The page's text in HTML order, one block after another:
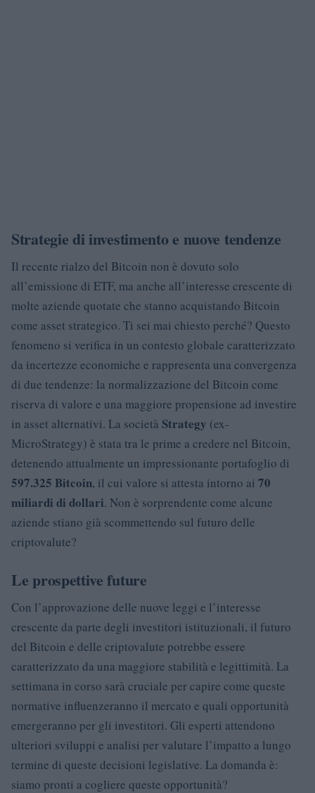
Strategie di investimento e nuove tendenze
Il recente rialzo del Bitcoin non è dovuto solo
all’emissione di ETF, ma anche all’interesse crescente di
molte aziende quotate che stanno acquistando Bitcoin
come asset strategico. Ti sei mai chiesto perché? Questo
fenomeno si verifica in un contesto globale caratterizzato
da incertezze economiche e rappresenta una convergenza
di due tendenze: la normalizzazione del Bitcoin come
riserva di valore e una maggiore propensione ad investire
in asset alternativi. La società Strategy (ex-
MicroStrategy) è stata tra le prime a credere nel Bitcoin,
detenendo attualmente un impressionante portafoglio di
597.325 Bitcoin, il cui valore si attesta intorno ai 70
miliardi di dollari. Non è sorprendente come alcune
aziende stiano già scommettendo sul futuro delle
criptovalute?
Le prospettive future
Con l’approvazione delle nuove leggi e l’interesse
crescente da parte degli investitori istituzionali, il futuro
del Bitcoin e delle criptovalute potrebbe essere
caratterizzato da una maggiore stabilità e legittimità. La
settimana in corso sarà cruciale per capire come queste
normative influenzeranno il mercato e quali opportunità
emergeranno per gli investitori. Gli esperti attendono
ulteriori sviluppi e analisi per valutare l’impatto a lungo
termine di queste decisioni legislative. La domanda è:
siamo pronti a cogliere queste opportunità?